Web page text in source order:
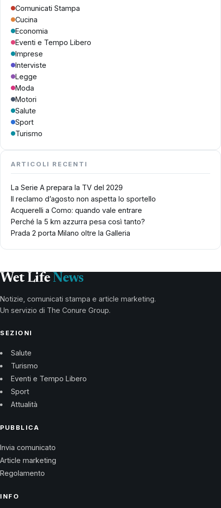
Comunicati Stampa
Cucina
Economia
Eventi e Tempo Libero
Imprese
Interviste
Legge
Moda
Motori
Salute
Sport
Turismo
ARTICOLI RECENTI
La Serie A prepara la TV del 2029
Il reclamo d’agosto non aspetta lo sportello
Acquerelli a Como: quando vale entrare
Perché la 5 km azzurra pesa così tanto?
Prada 2 porta Milano oltre la Galleria
Wet Life News
Notizie, comunicati stampa e article marketing.
Un servizio di The Conure Group.
SEZIONI
Salute
Turismo
Eventi e Tempo Libero
Sport
Attualità
PUBBLICA
Invia comunicato
Article marketing
Regolamento
INFO